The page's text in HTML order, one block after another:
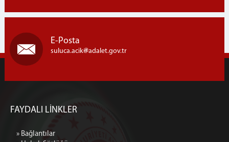
E-Posta
suluca.acik adalet.gov.tr
FAYDALI LİNKLER
» Bağlantılar